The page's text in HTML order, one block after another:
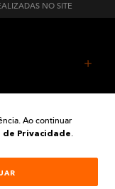
NO SITE
Ao continuar
de Privacidade.